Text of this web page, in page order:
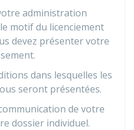
administration
motif du licenciement
devez présenter votre
dans lesquelles les
seront présentées.
de votre
dossier individuel.